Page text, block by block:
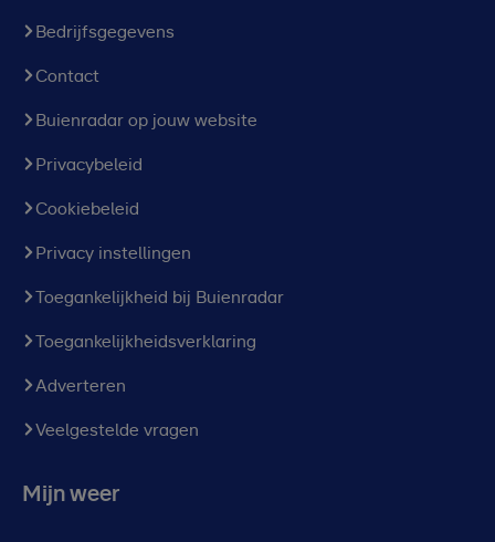
Bedrijfsgegevens
Contact
Buienradar op jouw website
Privacybeleid
Cookiebeleid
Privacy instellingen
Toegankelijkheid bij Buienradar
Toegankelijkheidsverklaring
Adverteren
Veelgestelde vragen
Mijn weer